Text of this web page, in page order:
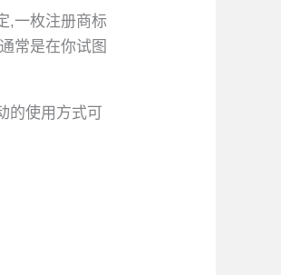
,一枚注册商标
常是在你试图
的使用方式可